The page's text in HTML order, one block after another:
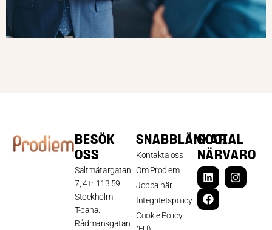
BESÖK
OSS
Saltmätargatan
7, 4 tr 113 59
Stockholm
T-bana:
Rådmansgatan
SNABBLÄNKAR
Kontakta oss
Om Prodiem
Jobba här
Integritetspolicy
Cookie Policy
SOCIAL
NÄRVARO